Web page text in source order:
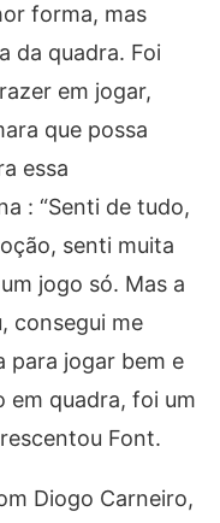
forma, mas
da quadra. Foi
em jogar,
que possa
essa
: “Senti de tudo,
senti muita
jogo só. Mas a
consegui me
para jogar bem e
em quadra, foi um
Font.
Diogo Carneiro,